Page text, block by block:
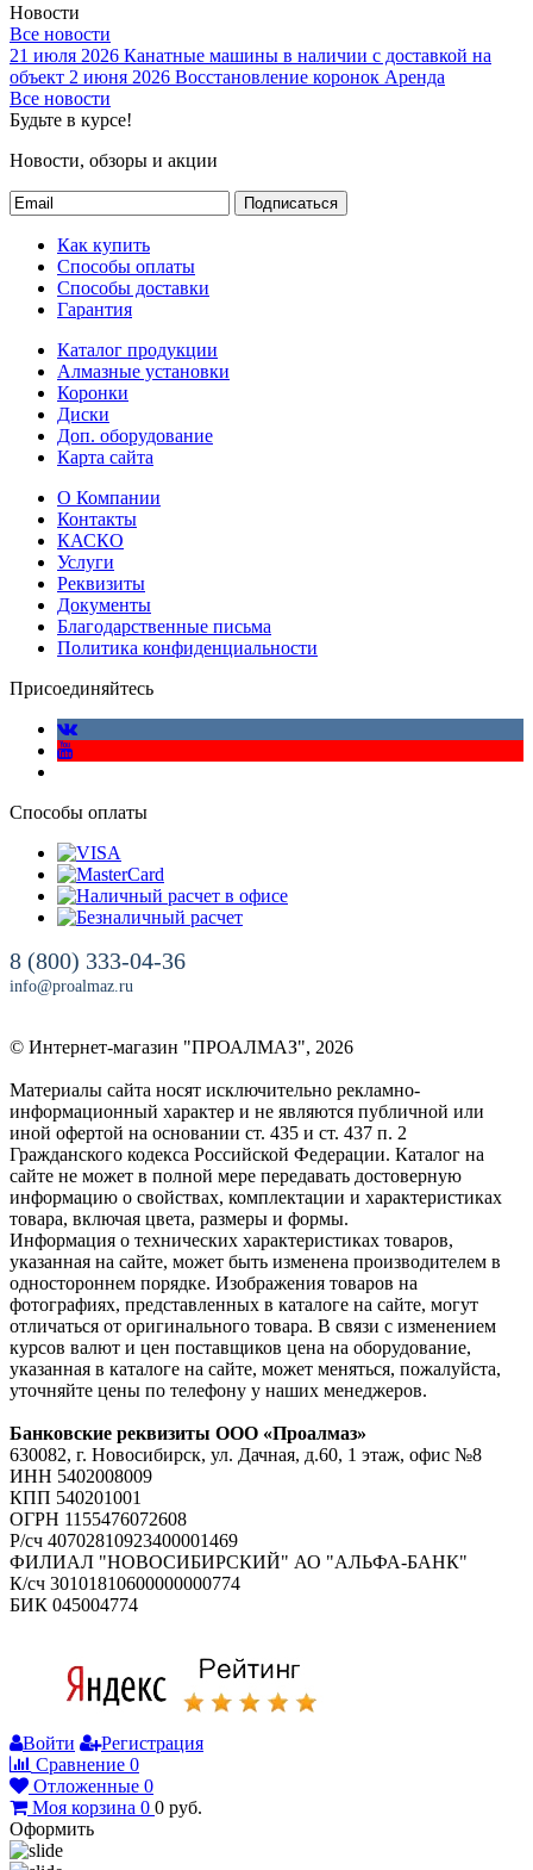
Новости
Все новости
21 июля 2026 Канатные машины в наличии с доставкой на
объект 2 июня 2026 Восстановление коронок Аренда
Все новости
Будьте в курсе!
Новости, обзоры и акции
Подписаться
Как купить
Способы оплаты
Способы доставки
Гарантия
Каталог продукции
Алмазные установки
Коронки
Диски
Доп. оборудование
Карта сайта
О Компании
Контакты
КАСКО
Услуги
Реквизиты
Документы
Благодарственные письма
Политика конфиденциальности
Присоединяйтесь
Способы оплаты
8 (800) 333-04-36
info@proalmaz.ru
© Интернет-магазин "ПРОАЛМАЗ", 2026
Материалы сайта носят исключительно рекламно-
информационный характер и не являются публичной или
иной офертой на основании ст. 435 и ст. 437 п. 2
Гражданского кодекса Российской Федерации. Каталог на
сайте не может в полной мере передавать достоверную
информацию о свойствах, комплектации и характеристиках
товара, включая цвета, размеры и формы.
Информация о технических характеристиках товаров,
указанная на сайте, может быть изменена производителем в
одностороннем порядке. Изображения товаров на
фотографиях, представленных в каталоге на сайте, могут
отличаться от оригинального товара. В связи с изменением
курсов валют и цен поставщиков цена на оборудование,
указанная в каталоге на сайте, может меняться, пожалуйста,
уточняйте цены по телефону у наших менеджеров.
Банковские реквизиты ООО «Проалмаз»
630082, г. Новосибирск, ул. Дачная, д.60, 1 этаж, офис №8
ИНН 5402008009
КПП 540201001
ОГРН 1155476072608
Р/сч 40702810923400001469
ФИЛИАЛ "НОВОСИБИРСКИЙ" АО "АЛЬФА-БАНК"
К/сч 30101810600000000774
БИК 045004774
Войти
Регистрация
Сравнение 0
Отложенные 0
Моя корзина 0 0 руб.
Оформить